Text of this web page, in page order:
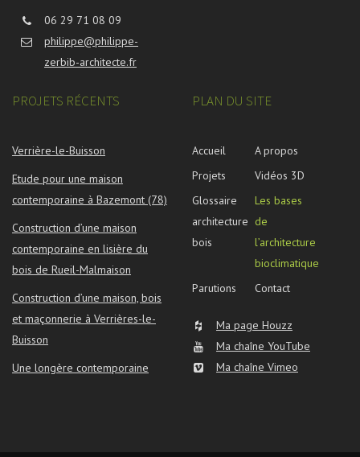
06 29 71 08 09
philippe@philippe-
zerbib-architecte.fr
PROJETS RÉCENTS
Verrière-le-Buisson
Etude pour une maison
contemporaine à Bazemont (78)
Construction d’une maison
contemporaine en lisière du
bois de Rueil-Malmaison
Construction d’une maison, bois
et maçonnerie à Verrières-le-
Buisson
Une longère contemporaine
PLAN DU SITE
Accueil
A propos
Projets
Vidéos 3D
Glossaire
architecture
bois
Les bases
de
l’architecture
bioclimatique
Parutions
Contact
Ma page Houzz
Ma chaîne YouTube
Ma chaîne Vimeo